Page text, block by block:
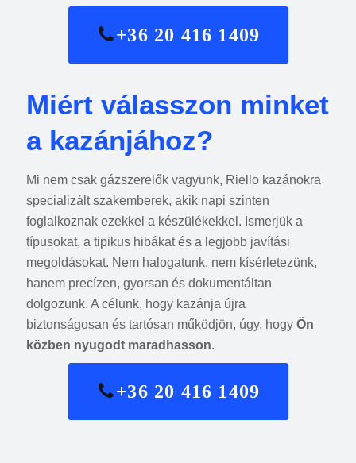
+36 20 416 1409
Miért válasszon minket
a kazánjához?
Mi nem csak gázszerelők vagyunk, Riello kazánokra
specializált szakemberek, akik napi szinten
foglalkoznak ezekkel a készülékekkel. Ismerjük a
típusokat, a tipikus hibákat és a legjobb javítási
megoldásokat. Nem halogatunk, nem kísérletezünk,
hanem precízen, gyorsan és dokumentáltan
dolgozunk. A célunk, hogy kazánja újra
biztonságosan és tartósan működjön, úgy, hogy Ön
közben nyugodt maradhasson.
+36 20 416 1409